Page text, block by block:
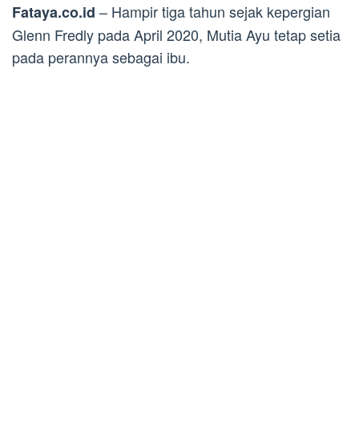
Fataya.co.id – Hampir tiga tahun sejak kepergian
Glenn Fredly pada April 2020, Mutia Ayu tetap setia
pada perannya sebagai ibu.